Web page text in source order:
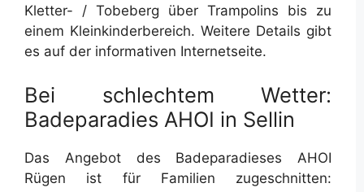
Kletter- / Tobeberg über Trampolins bis zu
einem Kleinkinderbereich. Weitere Details gibt
es auf der informativen Internetseite.
Bei schlechtem Wetter:
Badeparadies AHOI in Sellin
Das Angebot des Badeparadieses AHOI
Rügen ist für Familien zugeschnitten: